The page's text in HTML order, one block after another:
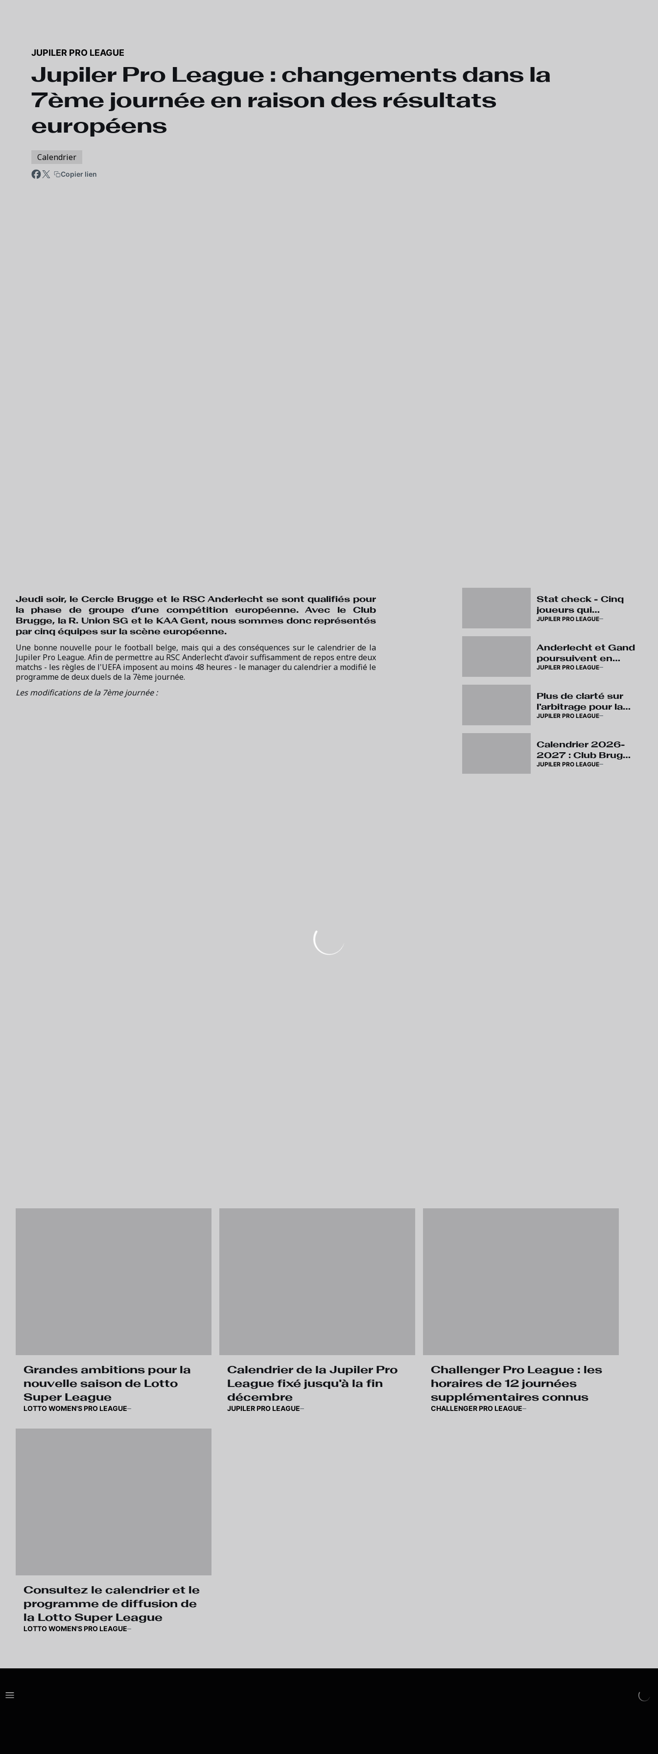
JUPILER PRO LEAGUE
Jupiler Pro League : changements dans la
7ème journée en raison des résultats
européens
Calendrier
Copier lien
Jeudi soir, le Cercle Brugge et le RSC Anderlecht se sont qualifiés pour
la phase de groupe d’une compétition européenne. Avec le Club
Brugge, la R. Union SG et le KAA Gent, nous sommes donc représentés
par cinq équipes sur la scène européenne.
Une bonne nouvelle pour le football belge, mais qui a des conséquences sur le calendrier de la
Jupiler Pro League. Afin de permettre au RSC Anderlecht d’avoir suffisamment de repos entre deux
matchs - les règles de l'UEFA imposent au moins 48 heures - le manager du calendrier a modifié le
programme de deux duels de la 7ème journée.
Les modifications de la 7ème journée :
Stat check - Cinq
joueurs qui
méritent le
stade
JUPILER PRO LEAGUE
Anderlecht et Gand
poursuivent en
Europe, matchs de
déplacés
JUPILER PRO LEAGUE
Plus de clarté sur
l'arbitrage pour la
saison à venir avec
VAR
JUPILER PRO LEAGUE
Calendrier 2026-
2027 : Club Brugge
- KV Kortrijk en
JUPILER PRO LEAGUE
Grandes ambitions pour la
nouvelle saison de Lotto
Super League
LOTTO WOMEN'S PRO LEAGUE
Calendrier de la Jupiler Pro
League fixé jusqu'à la fin
décembre
JUPILER PRO LEAGUE
Challenger Pro League : les
horaires de 12 journées
supplémentaires connus
CHALLENGER PRO LEAGUE
Consultez le calendrier et le
programme de diffusion de
la Lotto Super League
LOTTO WOMEN'S PRO LEAGUE